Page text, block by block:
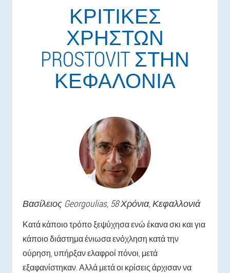
ΚΡΙΤΙΚΈΣ
ΧΡΗΣΤΏΝ
PROSTOVIT ΣΤΗΝ
ΚΕΦΑΛΟΝΙΆ
Βασίλειος Georgoulias, 58 Χρόνια,Κεφαλλονιά
Κατά κάποιο τρόπο ξεψύχησα ενώ έκανα σκι και για
κάποιο διάστημα ένιωσα ενόχληση κατά την
ούρηση, υπήρξαν ελαφροί πόνοι, μετά
εξαφανίστηκαν. Αλλά μετά οι κρίσεις άρχισαν να